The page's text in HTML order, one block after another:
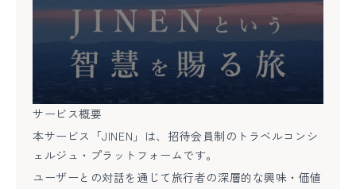
サービス概要
本サービス「JINEN」は、招待会員制のトラベルコンシ
ェルジュ・プラットフォームです。
ユーザーとの対話を通じて旅行者の深層的な興味・価値